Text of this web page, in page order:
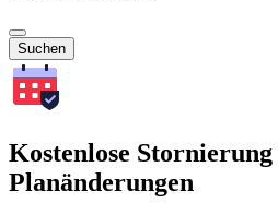
Suchen
Kostenlose Stornierung
Planänderungen